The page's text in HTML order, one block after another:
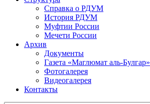
Справка о РДУМ
История РДУМ
Муфтии России
Мечети России
Архив
Документы
Газета «Маглюмат аль-Булгар»
Фотогалерея
Видеогалерея
Контакты